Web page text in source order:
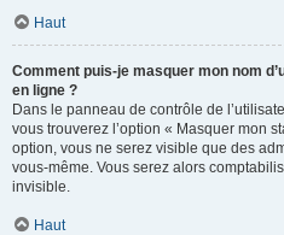
Haut
Comment puis-je masquer mon nom
en ligne ?
Dans le panneau de contrôle de
vous trouverez l’option « Masquer mon
option, vous ne serez visible que des
vous-même. Vous serez alors
invisible.
Haut